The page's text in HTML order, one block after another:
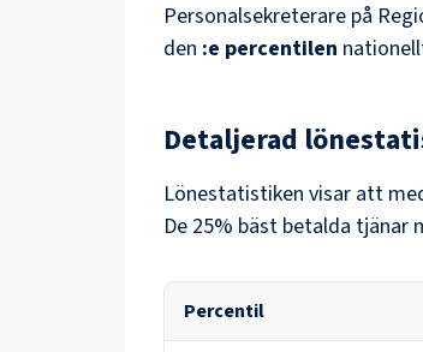
Personalsekreterare på
den :e percentilen
Detaljerad
Lönestatistiken visar att
De 25% bäst betalda tjänar
Percentil